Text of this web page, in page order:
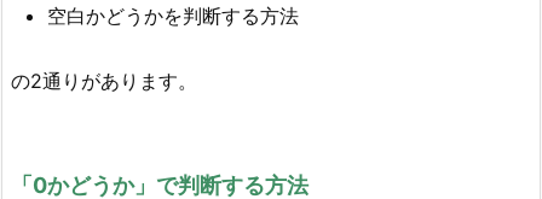
空白かどうかを判断する方法
の2通りがあります。
「0かどうか」で判断する方法